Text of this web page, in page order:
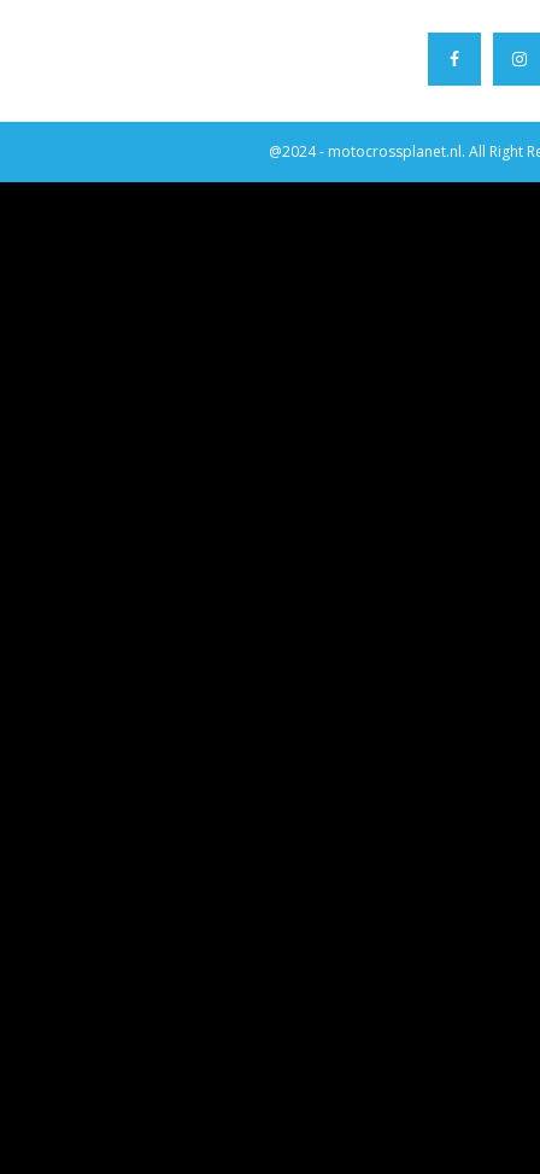
@2024 - motocrossplanet.nl. All Right